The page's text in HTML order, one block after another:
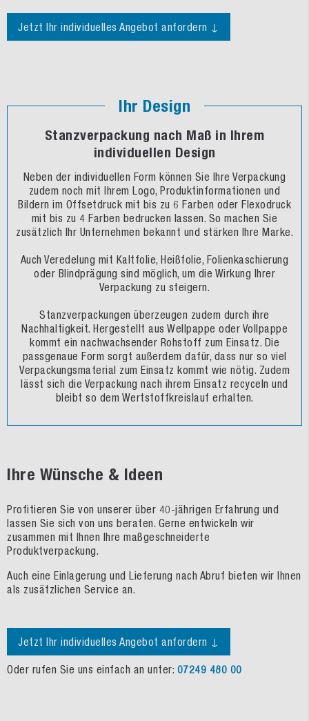
Jetzt Ihr individuelles Angebot anfordern ↓
Ihr Design
Stanzverpackung nach Maß in Ihrem
individuellen Design
Neben der individuellen Form können Sie Ihre Verpackung
zudem noch mit Ihrem Logo, Produktinformationen und
Bildern im Offsetdruck mit bis zu 6 Farben oder Flexodruck
mit bis zu 4 Farben bedrucken lassen. So machen Sie
zusätzlich Ihr Unternehmen bekannt und stärken Ihre Marke.
Auch Veredelung mit Kaltfolie, Heißfolie, Folienkaschierung
oder Blindprägung sind möglich, um die Wirkung Ihrer
Verpackung zu steigern.
Stanzverpackungen überzeugen zudem durch ihre
Nachhaltigkeit. Hergestellt aus Wellpappe oder Vollpappe
kommt ein nachwachsender Rohstoff zum Einsatz. Die
passgenaue Form sorgt außerdem dafür, dass nur so viel
Verpackungsmaterial zum Einsatz kommt wie nötig. Zudem
lässt sich die Verpackung nach ihrem Einsatz recyceln und
bleibt so dem Wertstoffkreislauf erhalten.
Ihre Wünsche & Ideen
Profitieren Sie von unserer über 40-jährigen Erfahrung und
lassen Sie sich von uns beraten. Gerne entwickeln wir
zusammen mit Ihnen Ihre maßgeschneiderte
Produktverpackung.
Auch eine Einlagerung und Lieferung nach Abruf bieten wir Ihnen
als zusätzlichen Service an.
Jetzt Ihr individuelles Angebot anfordern ↓
Oder rufen Sie uns einfach an unter: 07249 480 00